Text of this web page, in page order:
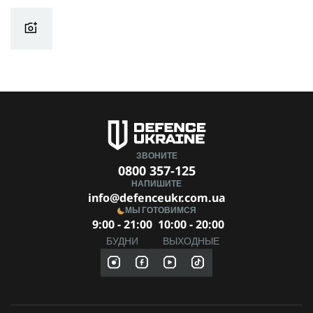
ЗВОНИТЕ
0800 357-125
НАПИШИТЕ
info@defenceukr.com.ua
МЫ ГОТОВИМСЯ
9:00 - 21:00
БУДНИ
10:00 - 20:00
ВЫХОДНЫЕ